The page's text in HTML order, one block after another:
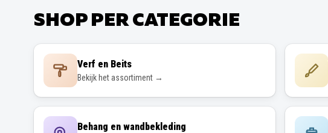
SHOP PER CATEGORIE
Verf en Beits
Bekijk het assortiment →
Behang en wandbekleding